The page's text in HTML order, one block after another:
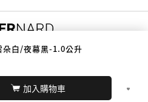
白/夜幕黑-1.0公升
加入購物車
購物
WEBDESIGN